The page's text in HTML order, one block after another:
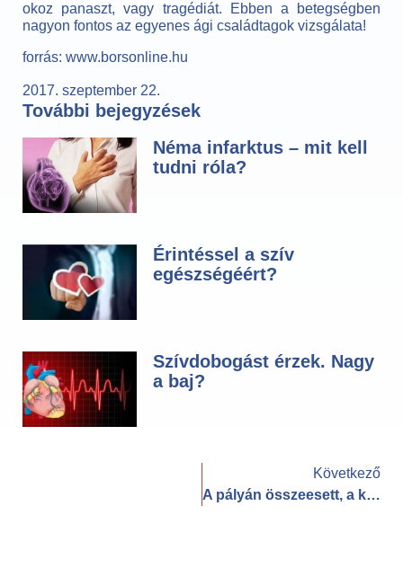
okoz panaszt, vagy tragédiát. Ebben a betegségben
nagyon fontos az egyenes ági családtagok vizsgálata!
forrás: www.borsonline.hu
2017. szeptember 22.
További bejegyzések
Néma infarktus – mit kell
tudni róla?
Érintéssel a szív
egészségéért?
Szívdobogást érzek. Nagy
a baj?
Következő
A pályán összeesett, a kórházban halt meg a kapus